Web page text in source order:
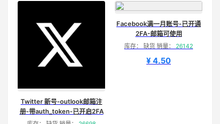
Twitter 新号-outlook邮箱注
册-带auth_token-已开启2FA
Facebook满一月账号-已开通
2FA-邮箱可使用
库存： 缺货 销量： 26142
¥ 4.50